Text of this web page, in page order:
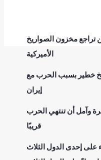
تراجع مخزون الصواريخ
الأميركية
خطير بسبب الحرب مع
إيران
وآمل أن تنتهي الحرب
قريبًا
على إحدى الدول الثلاث